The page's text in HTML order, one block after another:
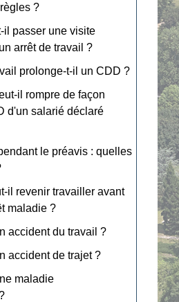
?
il passer une visite
arrêt de travail ?
prolonge-t-il un CDD ?
il rompre de façon
d'un salarié déclaré
le préavis : quelles
il revenir travailler avant
maladie ?
accident du travail ?
accident de trajet ?
maladie